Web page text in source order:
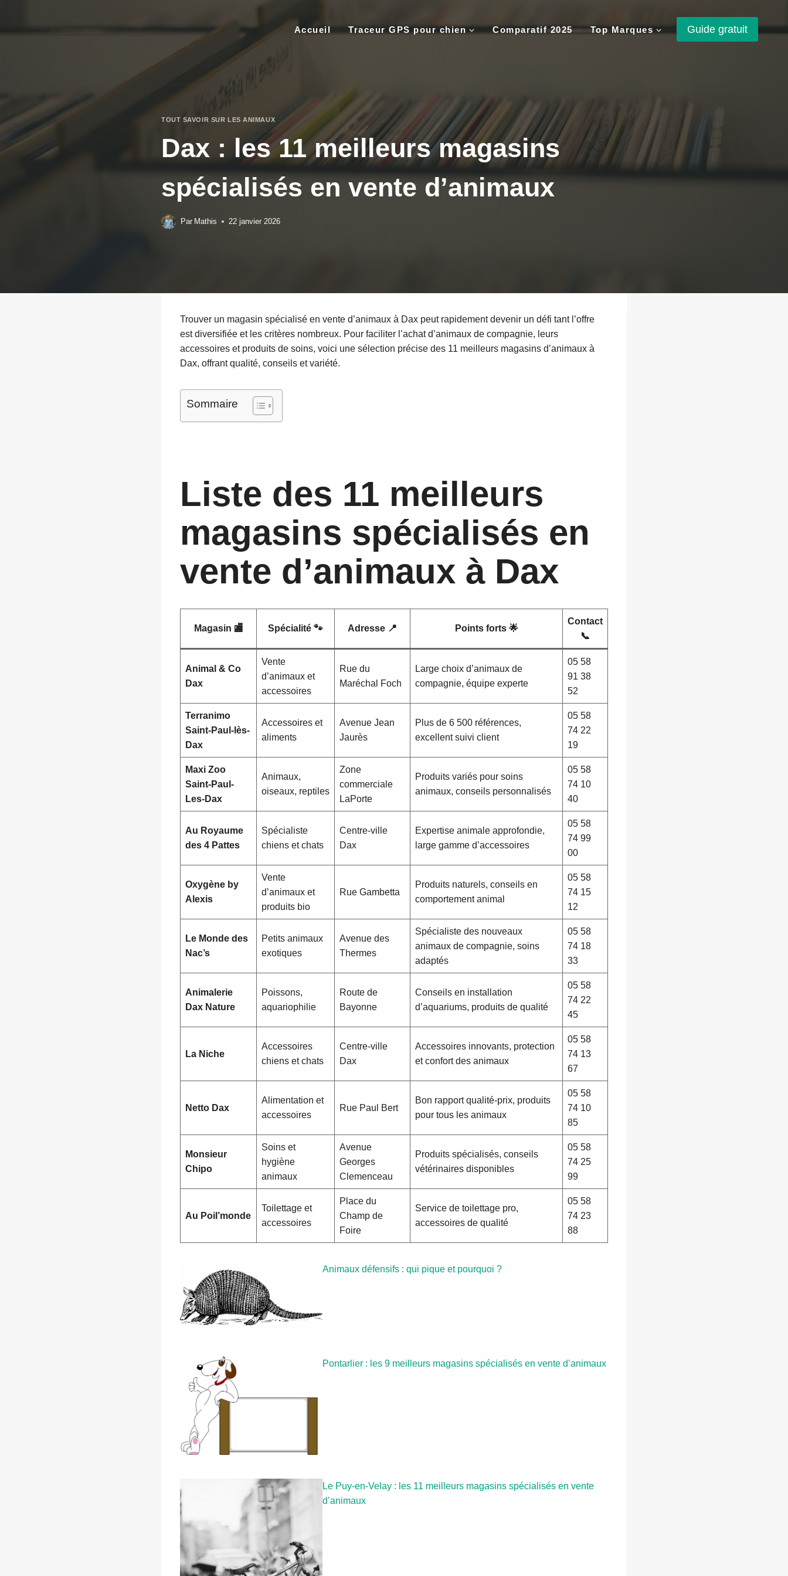
contenu
Accueil Traceur GPS pour chien Comparatif 2025 Top Marques Guide gratuit
TOUT SAVOIR SUR LES ANIMAUX
Dax : les 11 meilleurs magasins
spécialisés en vente d’animaux
Par Mathis 22 janvier 2026
Trouver un magasin spécialisé en vente d’animaux à Dax peut rapidement devenir un défi tant l’offre
est diversifiée et les critères nombreux. Pour faciliter l’achat d’animaux de compagnie, leurs
accessoires et produits de soins, voici une sélection précise des 11 meilleurs magasins d’animaux à
Dax, offrant qualité, conseils et variété.
Sommaire
Liste des 11 meilleurs
magasins spécialisés en
vente d’animaux à Dax
Magasin 🏬 Spécialité 🐾 Adresse 📍 Points forts 🌟
Contact
📞
Animal & Co
Dax
Vente
d’animaux et
accessoires
Rue du
Maréchal Foch
Large choix d’animaux de
compagnie, équipe experte
05 58
91 38
52
Terranimo
Saint-Paul-lès-
Dax
Accessoires et
aliments
Avenue Jean
Jaurès
Plus de 6 500 références,
excellent suivi client
05 58
74 22
19
Maxi Zoo
Saint-Paul-
Les-Dax
Animaux,
oiseaux, reptiles
Zone
commerciale
LaPorte
Produits variés pour soins
animaux, conseils personnalisés
05 58
74 10
40
Au Royaume
des 4 Pattes
Spécialiste
chiens et chats
Centre-ville
Dax
Expertise animale approfondie,
large gamme d’accessoires
05 58
74 99
00
Oxygène by
Alexis
Vente
d’animaux et
produits bio
Rue Gambetta
Produits naturels, conseils en
comportement animal
05 58
74 15
12
Le Monde des
Nac’s
Petits animaux
exotiques
Avenue des
Thermes
Spécialiste des nouveaux
animaux de compagnie, soins
adaptés
05 58
74 18
33
Animalerie
Dax Nature
Poissons,
aquariophilie
Route de
Bayonne
Conseils en installation
d’aquariums, produits de qualité
05 58
74 22
45
La Niche
Accessoires
chiens et chats
Centre-ville
Dax
Accessoires innovants, protection
et confort des animaux
05 58
74 13
67
Netto Dax
Alimentation et
accessoires
Rue Paul Bert
Bon rapport qualité-prix, produits
pour tous les animaux
05 58
74 10
85
Monsieur
Chipo
Soins et
hygiène
animaux
Avenue
Georges
Clemenceau
Produits spécialisés, conseils
vétérinaires disponibles
05 58
74 25
99
Au Poil’monde
Toilettage et
accessoires
Place du
Champ de
Foire
Service de toilettage pro,
accessoires de qualité
05 58
74 23
88
Animaux défensifs : qui pique et pourquoi ?
Pontarlier : les 9 meilleurs magasins spécialisés en vente d’animaux
Le Puy-en-Velay : les 11 meilleurs magasins spécialisés en vente
d’animaux